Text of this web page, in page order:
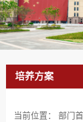
培养方案
当前位置： 部门